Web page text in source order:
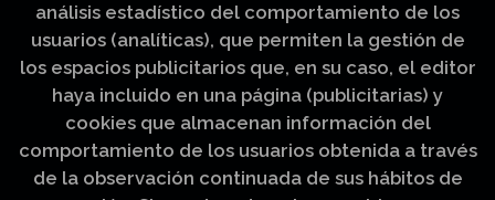
análisis estadístico del comportamiento de los
usuarios (analíticas), que permiten la gestión de
los espacios publicitarios que, en su caso, el editor
haya incluido en una página (publicitarias) y
cookies que almacenan información del
comportamiento de los usuarios obtenida a través
de la observación continuada de sus hábitos de